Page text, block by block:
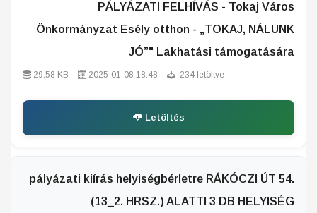
PÁLYÁZATI FELHÍVÁS - Tokaj Város
Önkormányzat Esély otthon - „TOKAJ, NÁLUNK
JÓ”" Lakhatási támogatására
29.58 KB 2025-01-08 18:48 234 letöltve
Letöltés
pályázati kiírás helyiségbérletre RÁKÓCZI ÚT 54.
(13_2. HRSZ.) ALATTI 3 DB HELYISÉG